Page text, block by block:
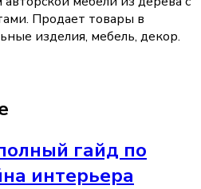
Продает товары в
изделия, мебель, декор.
гайд по
интерьера